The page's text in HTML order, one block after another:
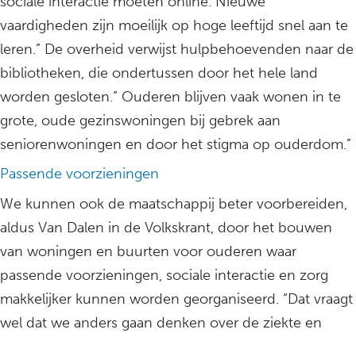
vaardigheden zijn moeilijk op hoge leeftijd snel aan te
leren.” De overheid verwijst hulpbehoevenden naar de
bibliotheken, die ondertussen door het hele land
worden gesloten.” Ouderen blijven vaak wonen in te
grote, oude gezinswoningen bij gebrek aan
seniorenwoningen en door het stigma op ouderdom.”
Passende voorzieningen
We kunnen ook de maatschappij beter voorbereiden,
aldus Van Dalen in de Volkskrant, door het bouwen
van woningen en buurten voor ouderen waar
passende voorzieningen, sociale interactie en zorg
makkelijker kunnen worden georganiseerd. “Dat vraagt
wel dat we anders gaan denken over de ziekte en